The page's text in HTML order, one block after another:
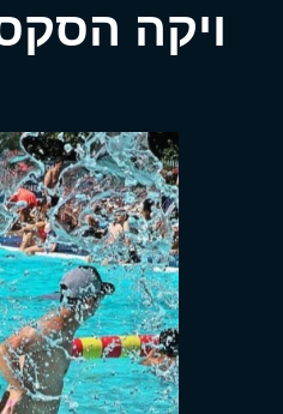
ויקה